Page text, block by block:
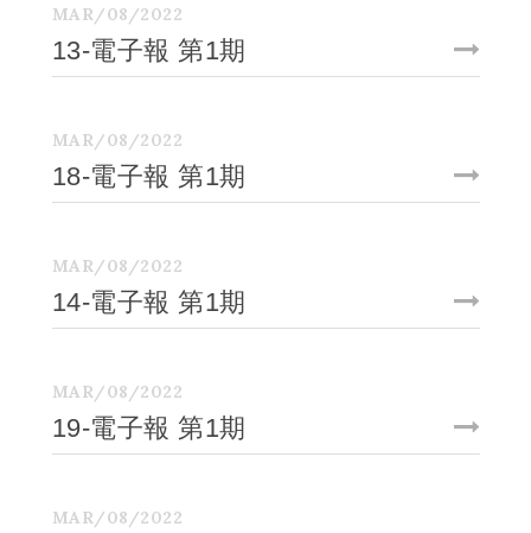
MAR/08/2022
13-電子報 第1期
MAR/08/2022
18-電子報 第1期
MAR/08/2022
14-電子報 第1期
MAR/08/2022
19-電子報 第1期
MAR/08/2022